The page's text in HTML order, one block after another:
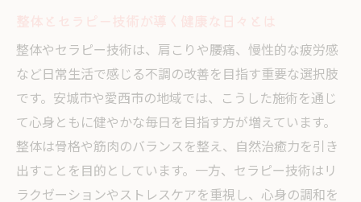
整体とセラピーの施術方法と目的を比較
整体が得意とする症状とセラピーの役割
整体技術とセラピー技術それぞれの強み
整体選びで後悔しないための違いの見極め
方
肩こりや腰痛には整体が最適な理由
整体やセラピー技術は、肩こりや腰痛、慢性的な疲労感
など日常生活で感じる不調の改善を目指す重要な選択肢
です。安城市や愛西市の地域では、こうした施術を通じ
て心身ともに健やかな毎日を目指す方が増えています。
整体は骨格や筋肉のバランスを整え、自然治癒力を引き
出すことを目的としています。一方、セラピー技術はリ
ラクゼーションやストレスケアを重視し、心身の調和を